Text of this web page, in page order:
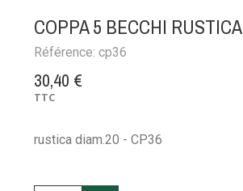
COPPA 5 BECCHI RUSTICA
Référence:cp36
30,40 €
TTC
rustica diam.20 - CP36